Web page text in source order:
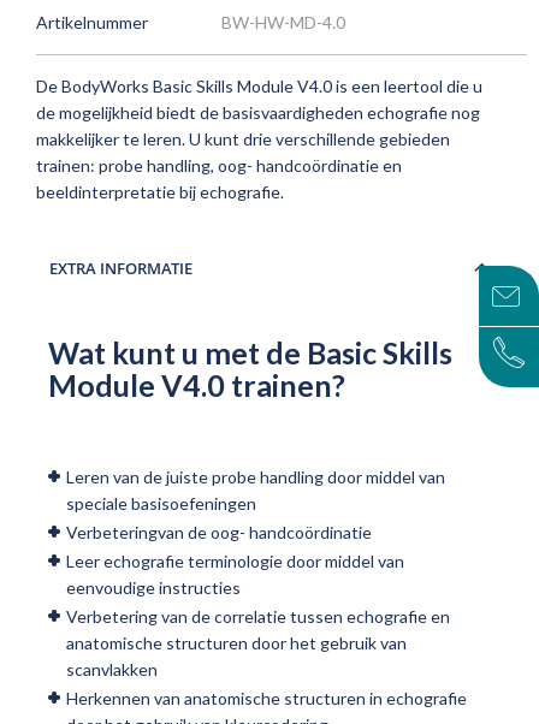
Artikelnummer BW-HW-MD-4.0
De BodyWorks Basic Skills Module V4.0 is een leertool die u
de mogelijkheid biedt de basisvaardigheden echografie nog
makkelijker te leren. U kunt drie verschillende gebieden
trainen: probe handling, oog- handcoördinatie en
beeldinterpretatie bij echografie.
EXTRA INFORMATIE
Wat kunt u met de Basic Skills
Module V4.0 trainen?
Leren van de juiste probe handling door middel van
speciale basisoefeningen
Verbeteringvan de oog- handcoördinatie
Leer echografie terminologie door middel van
eenvoudige instructies
Verbetering van de correlatie tussen echografie en
anatomische structuren door het gebruik van
scanvlakken
Herkennen van anatomische structuren in echografie